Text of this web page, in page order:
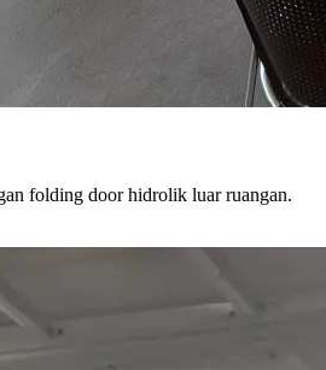
folding door hidrolik luar ruangan.